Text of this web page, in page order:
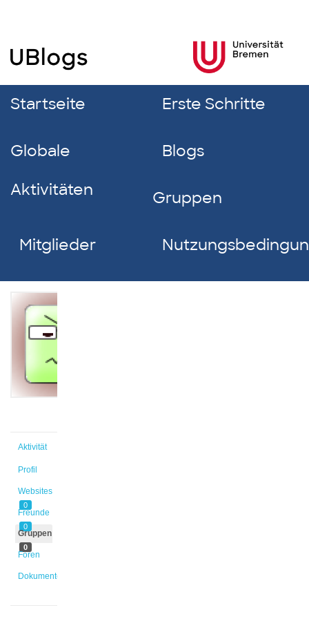
Startseite Erste Schritte
Globale
Aktivitäten
Blogs
Gruppen
Mitglieder
Aktivität
Profil
Websites
0
Freunde
0
Gruppen
0
Foren
Dokumente